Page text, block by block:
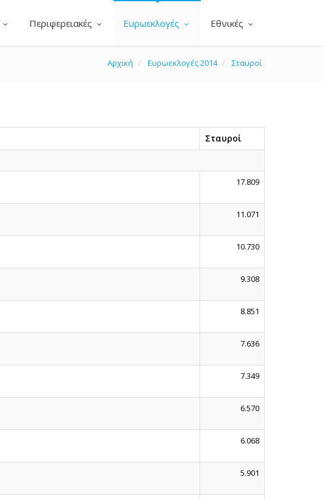
Περιφερειακές Ευρωεκλογές Εθνικές
Αρχική Ευρωεκλογές 2014 Σταυροί
Σταυροί
17.809
11.071
10.730
9.308
8.851
7.636
7.349
6.570
6.068
5.901